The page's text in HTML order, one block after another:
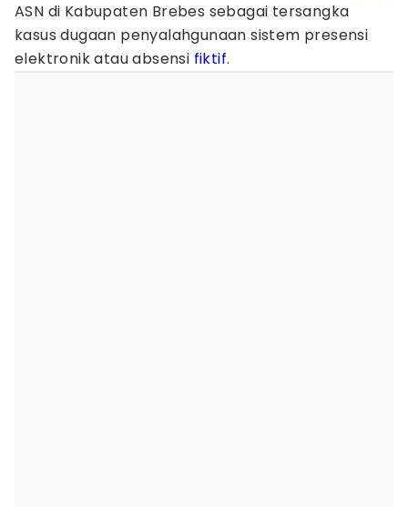
ASN di Kabupaten Brebes sebagai tersangka
kasus dugaan penyalahgunaan sistem presensi
elektronik atau absensi fiktif.